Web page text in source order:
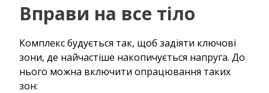
Вправи на все тіло
Комплекс будується так, щоб задіяти ключові
зони, де найчастіше накопичується напруга. До
нього можна включити опрацювання таких
зон: